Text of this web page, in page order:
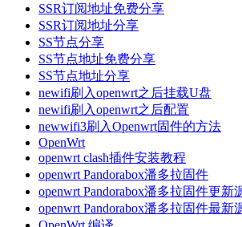
SSR订阅地址免费分享
SSR订阅地址分享
SS节点分享
SS节点地址免费分享
SS节点地址分享
newifi刷入openwrt之后挂载U盘
newifi刷入openwrt之后配置
newwifi3刷入Openwrt固件的方法
OpenWrt
openwrt clash插件安装教程
openwrt Pandorabox潘多拉固件
openwrt Pandorabox潘多拉固件更新
openwrt Pandorabox潘多拉固件最新